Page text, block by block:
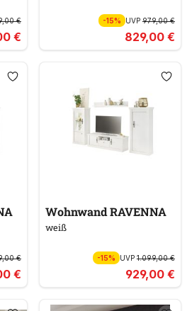
€
€
-15% UVP979,00 €
829,00 €
€
€
Wohnwand RAVENNA
weiß
-15% UVP1.099,00 €
929,00 €